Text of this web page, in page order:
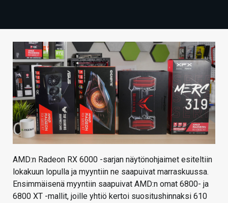
HINTA.FI
KAUPPA
VAIHDA TEEMA
HAKU
AMD:n Radeon RX 6000 -sarjan näytönohjaimet esiteltiin
lokakuun lopulla ja myyntiin ne saapuivat marraskuussa.
Ensimmäisenä myyntiin saapuivat AMD:n omat 6800- ja
6800 XT -mallit, joille yhtiö kertoi suositushinnaksi 610